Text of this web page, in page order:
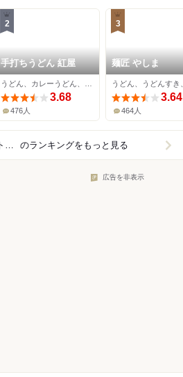
2
手打ちうどん 紅屋
3.68
476人
3
麺匠 やしま
うどん、うどんすき
3.64
464人
守口・門真×レストラン のランキングをもっと見る
広告を非表示